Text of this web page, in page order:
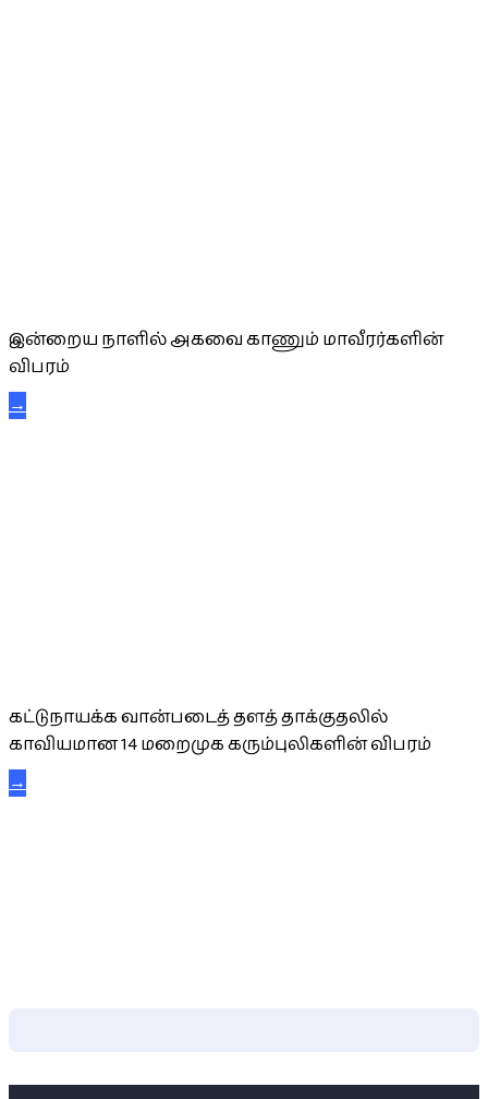
இன்றைய நாளில் அகவை காணும் மாவீரர்களின்
விபரம்
→
கட்டுநாயக்க வான்படைத் தளத் தாக்குதலில்
காவியமான 14 மறைமுக கரும்புலிகளின் விபரம்
→